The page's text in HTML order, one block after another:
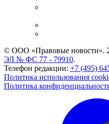
© ООО «Правовые новости».
ЭЛ № ФС 77 - 79910.
Телефон редакции: +7 (495)
Политика использования
Политика